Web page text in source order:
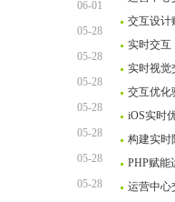
06-01
05-28
05-28
05-28
05-28
05-28
05-28
05-28
交互设计
实时交互
实时视觉
交互优化
iOS实时
构建实时
PHP赋能
运营中心